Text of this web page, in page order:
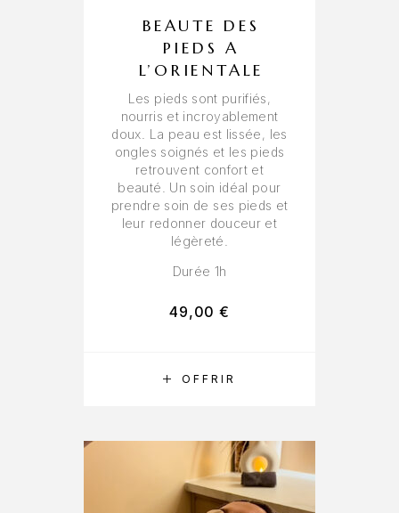
RÉSERVER
OFFRIR
BEAUTE DES
PIEDS A
L’ORIENTALE
Les pieds sont purifiés,
nourris et incroyablement
doux. La peau est lissée, les
ongles soignés et les pieds
retrouvent confort et
beauté. Un soin idéal pour
prendre soin de ses pieds et
leur redonner douceur et
légèreté.
Durée 1h
49,00 €